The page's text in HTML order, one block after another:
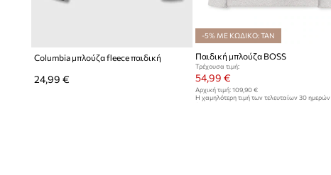
Columbia μπλούζα fleece παιδική
24,99 €
-5% ΜΕ ΚΩΔΙΚΟ: TAN
Παιδική μπλούζα BOSS
Τρέχουσα τιμή:
54,99 €
Αρχική τιμή:109,90 €
Η χαμηλότερη τιμή των τελευταίων 30